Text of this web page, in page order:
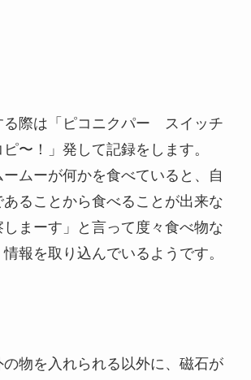
る際は「ピコニクパー スイッチ
〜！」発して記録をします。
ムーが何かを食べていると、自
ることから食べることが出来な
まーす」と言って度々食べ物な
報を取り込んでいるようです。
の物を入れられる以外に、磁石が